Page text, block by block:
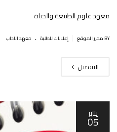
معهد علوم الطبيعة والحياة
BY محرر الموقع إعلانات للطلبة . معهد الآداب
التفصيل
يناير
05